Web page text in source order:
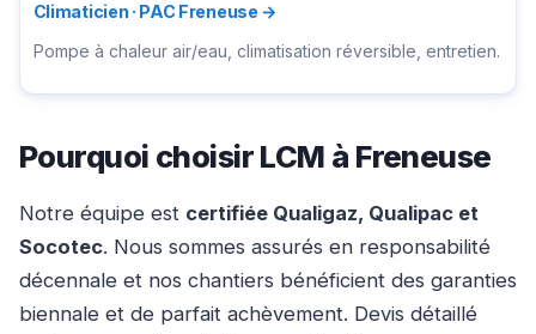
Climaticien · PAC Freneuse →
Pompe à chaleur air/eau, climatisation réversible, entretien.
Pourquoi choisir LCM à Freneuse
Notre équipe est certifiée Qualigaz, Qualipac et
Socotec. Nous sommes assurés en responsabilité
décennale et nos chantiers bénéficient des garanties
biennale et de parfait achèvement. Devis détaillé